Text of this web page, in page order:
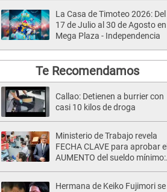
La Casa de Timoteo 2026: Del
17 de Julio al 30 de Agosto en
Mega Plaza - Independencia
Te Recomendamos
Callao: Detienen a burrier con
casi 10 kilos de droga
Ministerio de Trabajo revela
FECHA CLAVE para aprobar el
AUMENTO del sueldo mínimo:
Hermana de Keiko Fujimori se